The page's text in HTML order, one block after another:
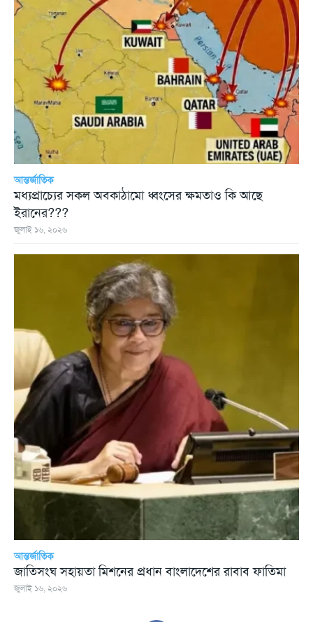
আন্তর্জাতিক
মধ্যপ্রাচ্যের সকল অবকাঠামো ধ্বংসের ক্ষমতাও কি আছে
ইরানের???
জুলাই ১৬, ২০২৬
আন্তর্জাতিক
জাতিসংঘ সহায়তা মিশনের প্রধান বাংলাদেশের রাবাব ফাতিমা
জুলাই ১৬, ২০২৬